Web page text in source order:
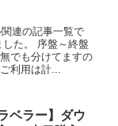
連の記事一覧で
た。 序盤～終盤
でも分けてますの
利用は計...
ベラー】ダウ